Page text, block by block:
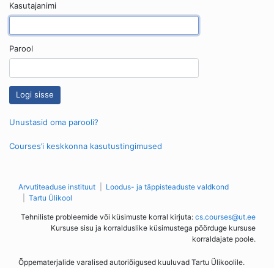
Kasutajanimi
Parool
Unustasid oma parooli?
Courses’i keskkonna kasutustingimused
Arvutiteaduse instituut
Loodus- ja täppisteaduste valdkond
Tartu Ülikool
Tehniliste probleemide või küsimuste korral kirjuta: cs.courses@ut.ee
Kursuse sisu ja korralduslike küsimustega pöörduge kursuse
korraldajate poole.
Õppematerjalide varalised autoriõigused kuuluvad Tartu Ülikoolile.